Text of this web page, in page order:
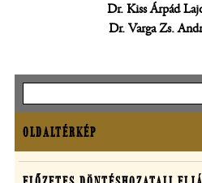
Dr. Kiss Árpád
Dr. Varga Zs.
Oldaltérkép
OLDALTÉRKÉP